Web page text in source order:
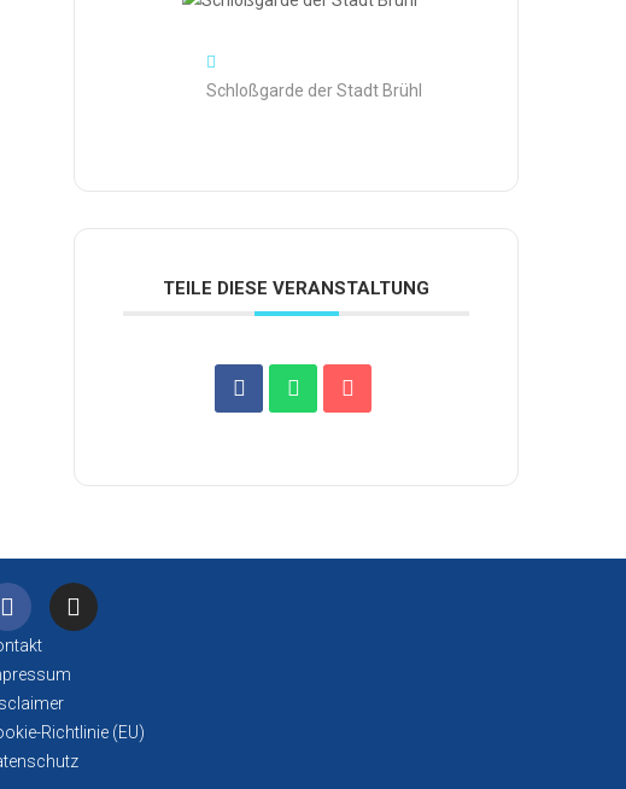
Schloßgarde der Stadt Brühl
TEILE DIESE VERANSTALTUNG
Richtlinie (EU)